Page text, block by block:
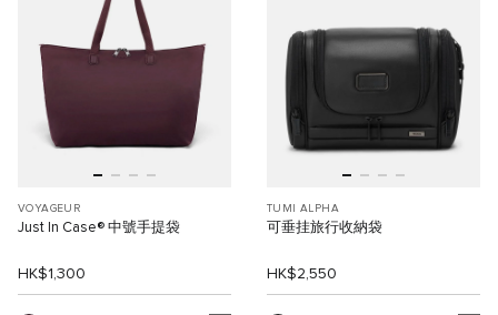
VOYAGEUR
Just In Case® 中號手提袋
HK$1,300
TUMI ALPHA
可垂挂旅行收納袋
HK$2,550